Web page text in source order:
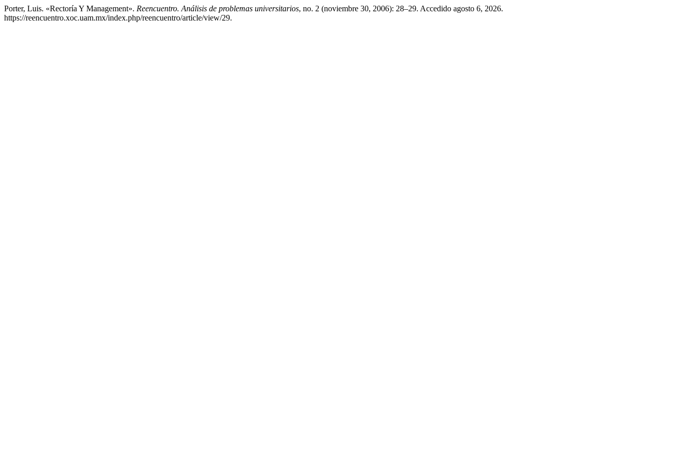
Porter, Luis. «Rectoría Y Management». Reencuentro. Análisis de problemas universitarios, no. 2 (noviembre 30, 2006): 28–29. Accedido agosto 6, 2026.
https://reencuentro.xoc.uam.mx/index.php/reencuentro/article/view/29.